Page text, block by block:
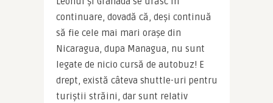
continuare, dovadă că, deși continuă
să fie cele mai mari orașe din
Nicaragua, dupa Managua, nu sunt
legate de nicio cursă de autobuz! E
drept, există câteva shuttle-uri pentru
turiștii străini, dar sunt relativ